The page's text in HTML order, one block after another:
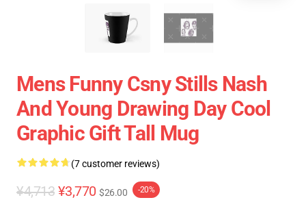
Mens Funny Csny Stills Nash
And Young Drawing Day Cool
Graphic Gift Tall Mug
(7 customer reviews)
¥4,713 ¥3,770 $26.00 -20%